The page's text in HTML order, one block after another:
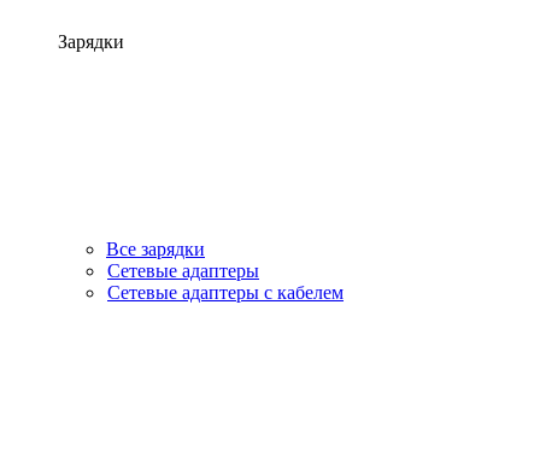
Зарядки
Все зарядки
Сетевые адаптеры
Сетевые адаптеры с кабелем